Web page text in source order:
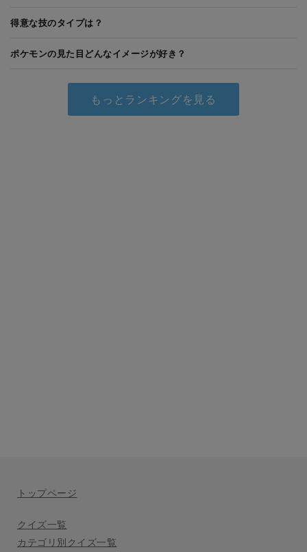
得意な技のタイプは？
ポケモンの見た目どんなイメージが好き？
もっとランキングを見る
トップページ
クイズ一覧
カテゴリ別クイズ一覧